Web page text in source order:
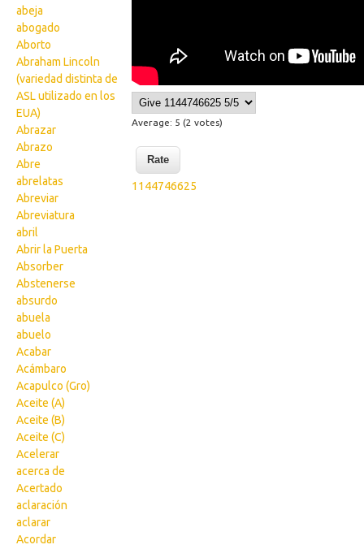
abeja
abogado
Aborto
Abraham Lincoln
(variedad distinta de
ASL utilizado en los
EUA)
Abrazar
Abrazo
Abre
abrelatas
Abreviar
Abreviatura
abril
Abrir la Puerta
Absorber
Abstenerse
absurdo
abuela
abuelo
Acabar
Acámbaro
Acapulco (Gro)
Aceite (A)
Aceite (B)
Aceite (C)
Acelerar
acerca de
Acertado
aclaración
aclarar
Acordar
Average: 5 (2 votes)
1144746625